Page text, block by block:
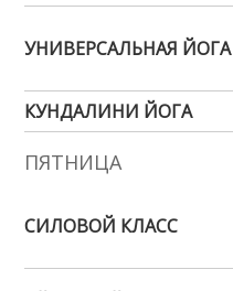
УНИВЕРСАЛЬНАЯ ЙОГА
КУНДАЛИНИ ЙОГА
ПЯТНИЦА
СИЛОВОЙ КЛАСС